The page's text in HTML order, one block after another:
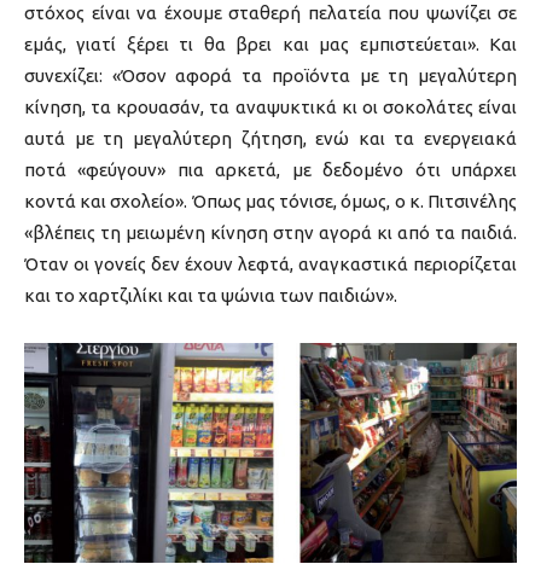
στόχος είναι να έχουμε σταθερή πελατεία που ψωνίζει σε
εμάς, γιατί ξέρει τι θα βρει και μας εμπιστεύεται». Και
συνεχίζει: «Όσον αφορά τα προϊόντα με τη μεγαλύτερη
κίνηση, τα κρουασάν, τα αναψυκτικά κι οι σοκολάτες είναι
αυτά με τη μεγαλύτερη ζήτηση, ενώ και τα ενεργειακά
ποτά «φεύγουν» πια αρκετά, με δεδομένο ότι υπάρχει
κοντά και σχολείο». Όπως μας τόνισε, όμως, ο κ. Πιτσινέλης
«βλέπεις τη μειωμένη κίνηση στην αγορά κι από τα παιδιά.
Όταν οι γονείς δεν έχουν λεφτά, αναγκαστικά περιορίζεται
και το χαρτζιλίκι και τα ψώνια των παιδιών».